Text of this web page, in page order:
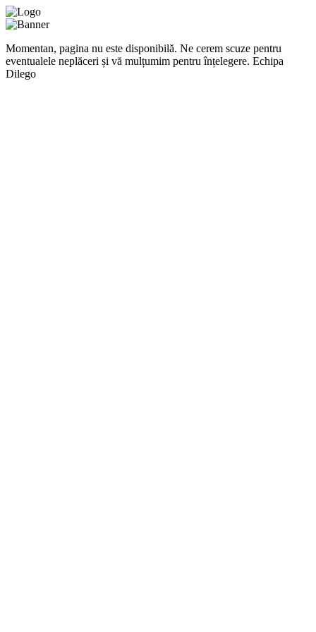
Momentan, pagina nu este disponibilă. Ne cerem scuze pentru
eventualele neplăceri și vă mulțumim pentru înțelegere. Echipa
Dilego